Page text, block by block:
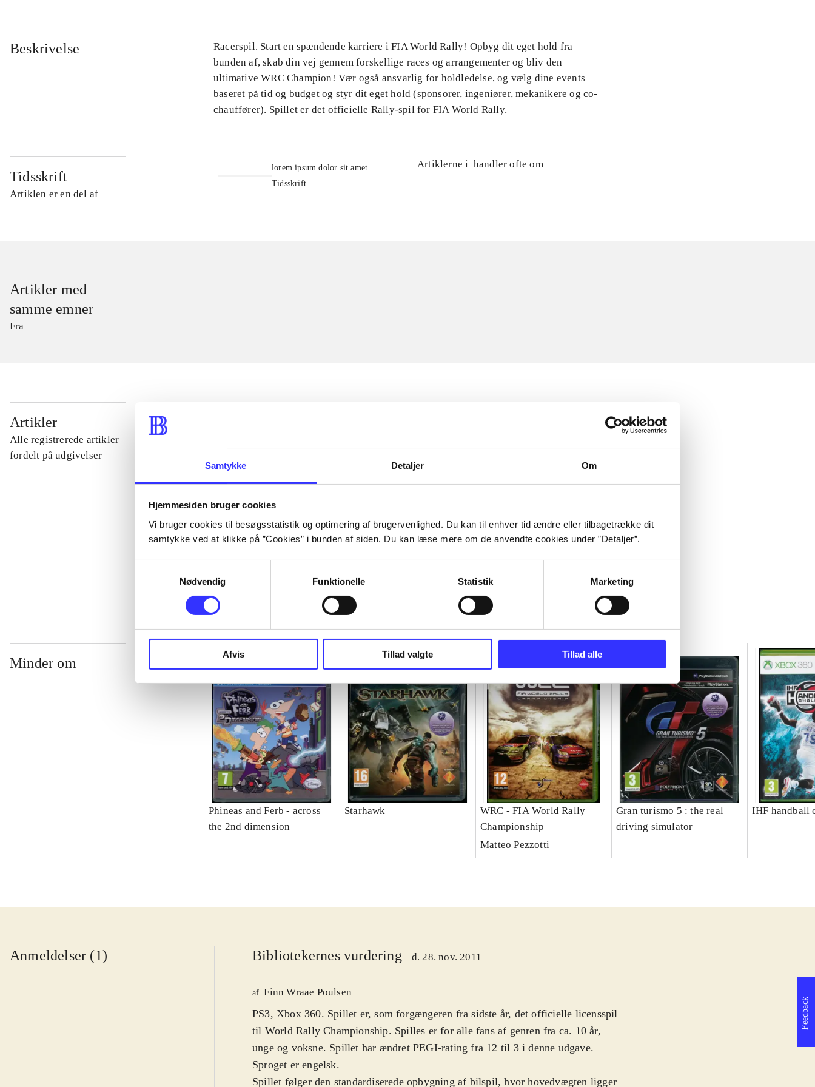
Samtykke Detaljer Om
Hjemmesiden bruger cookies
Vi bruger cookies til besøgsstatistik og optimering af brugervenlighed. Du kan til enhver tid ændre eller tilbagetrække dit
samtykke ved at klikke på ”Cookies” i bunden af siden. Du kan læse mere om de anvendte cookies under ”Detaljer”.
Nødvendig
Funktionelle Statistik Marketing
Afvis Tillad valgte Tillad alle
Beskrivelse
Racerspil. Start en spændende karriere i FIA World Rally! Opbyg dit eget hold fra
bunden af, skab din vej gennem forskellige races og arrangementer og bliv den
ultimative WRC Champion! Vær også ansvarlig for holdledelse, og vælg dine events
baseret på tid og budget og styr dit eget hold (sponsorer, ingeniører, mekanikere og co-
chauffører). Spillet er det officielle Rally-spil for FIA World Rally.
Tidsskrift
Artiklen er en del af
lorem ipsum dolor sit amet ...
Tidsskrift
Artiklerne i handler ofte om
Artikler med
samme emner
Fra
Artikler
Alle registrerede artikler
fordelt på udgivelser
Minder om
Phineas and Ferb - across
the 2nd dimension
Starhawk
WRC - FIA World Rally
Championship
Matteo Pezzotti
Gran turismo 5 : the real
driving simulator
IHF handball
Anmeldelser (1) Bibliotekernes vurdering d. 28. nov. 2011
af Finn Wraae Poulsen
PS3, Xbox 360. Spillet er, som forgængeren fra sidste år, det officielle licensspil
til World Rally Championship. Spilles er for alle fans af genren fra ca. 10 år,
unge og voksne. Spillet har ændret PEGI-rating fra 12 til 3 i denne udgave.
Sproget er engelsk.
Spillet følger den standardiserede opbygning af bilspil, hvor hovedvægten ligger
Feedback